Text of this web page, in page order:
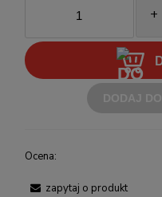
+
Ocena:
zapytaj o produkt